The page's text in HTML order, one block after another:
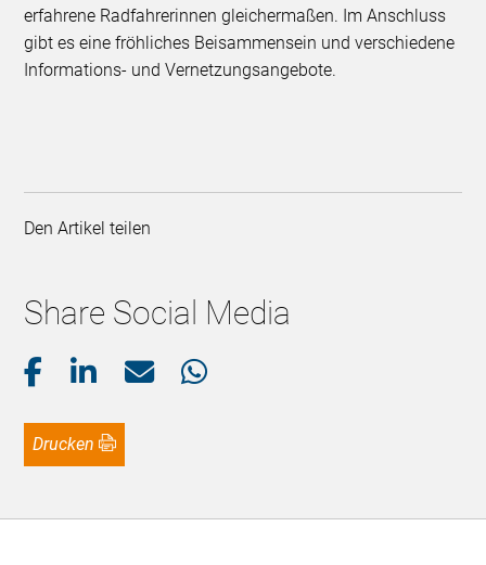
erfahrene Radfahrerinnen gleichermaßen. Im Anschluss
gibt es eine fröhliches Beisammensein und verschiedene
Informations- und Vernetzungsangebote.
Den Artikel teilen
Share Social Media
Drucken